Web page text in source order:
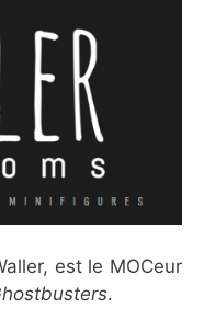
est le MOCeur
.